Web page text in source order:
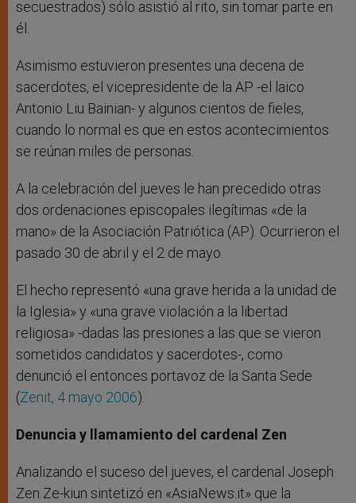
secuestrados) sólo asistió al rito, sin tomar parte en
él.
Asimismo estuvieron presentes una decena de
sacerdotes, el vicepresidente de la AP -el laico
Antonio Liu Bainian- y algunos cientos de fieles,
cuando lo normal es que en estos acontecimientos
se reúnan miles de personas.
A la celebración del jueves le han precedido otras
dos ordenaciones episcopales ilegítimas «de la
mano» de la Asociación Patriótica (AP). Ocurrieron el
pasado 30 de abril y el 2 de mayo.
El hecho representó «una grave herida a la unidad de
la Iglesia» y «una grave violación a la libertad
religiosa» -dadas las presiones a las que se vieron
sometidos candidatos y sacerdotes-, como
denunció el entonces portavoz de la Santa Sede
(Zenit, 4 mayo 2006).
Denuncia y llamamiento del cardenal Zen
Analizando el suceso del jueves, el cardenal Joseph
Zen Ze-kiun sintetizó en «AsiaNews.it» que la